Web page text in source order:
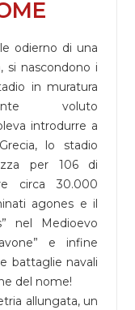
odierno di una
si nascondono i
in muratura
voluto
introdurre a
lo stadio
per 106 di
circa 30.000
agones e il
nel Medioevo
e infine
battaglie navali
del nome!
allungata, un